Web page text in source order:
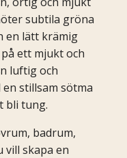
subtila gröna
en lätt krämig
ett mjukt och
luftig och
stillsam sötma
bli tung.
badrum,
vill skapa en